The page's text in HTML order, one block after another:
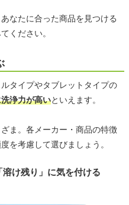
なたに合った商品を見つける
ください。
タイプやタブレットタイプの
浄力が高いといえます。
ま。各メーカー・商品の特徴
を考慮して選びましょう。
け残り」に気を付ける